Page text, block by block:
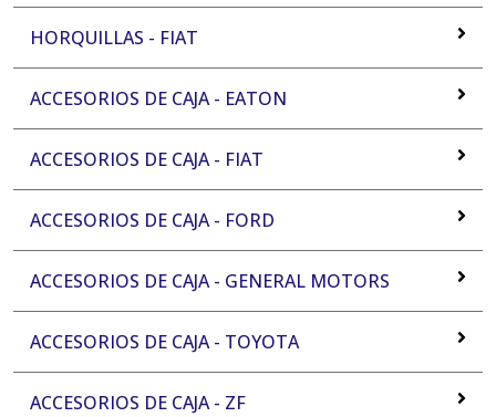
HORQUILLAS - FIAT
ACCESORIOS DE CAJA - EATON
ACCESORIOS DE CAJA - FIAT
ACCESORIOS DE CAJA - FORD
ACCESORIOS DE CAJA - GENERAL MOTORS
ACCESORIOS DE CAJA - TOYOTA
ACCESORIOS DE CAJA - ZF